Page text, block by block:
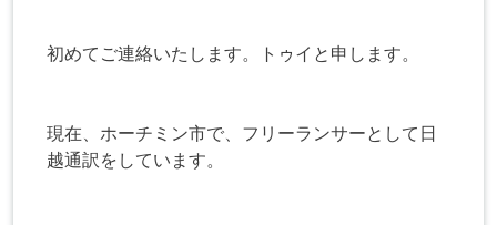
初めてご連絡いたします。トゥイと申します。
現在、ホーチミン市で、フリーランサーとして日
越通訳をしています。